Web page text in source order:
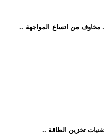
من اتساع المواجهة
تخزين الطاقة